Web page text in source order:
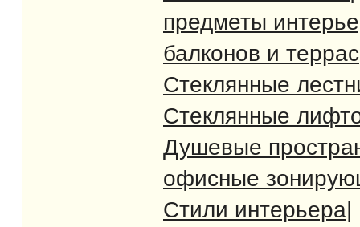
предметы
балконов и террас
Стеклянные
Стеклянные
Душевые
офисные
Стили интерьера|